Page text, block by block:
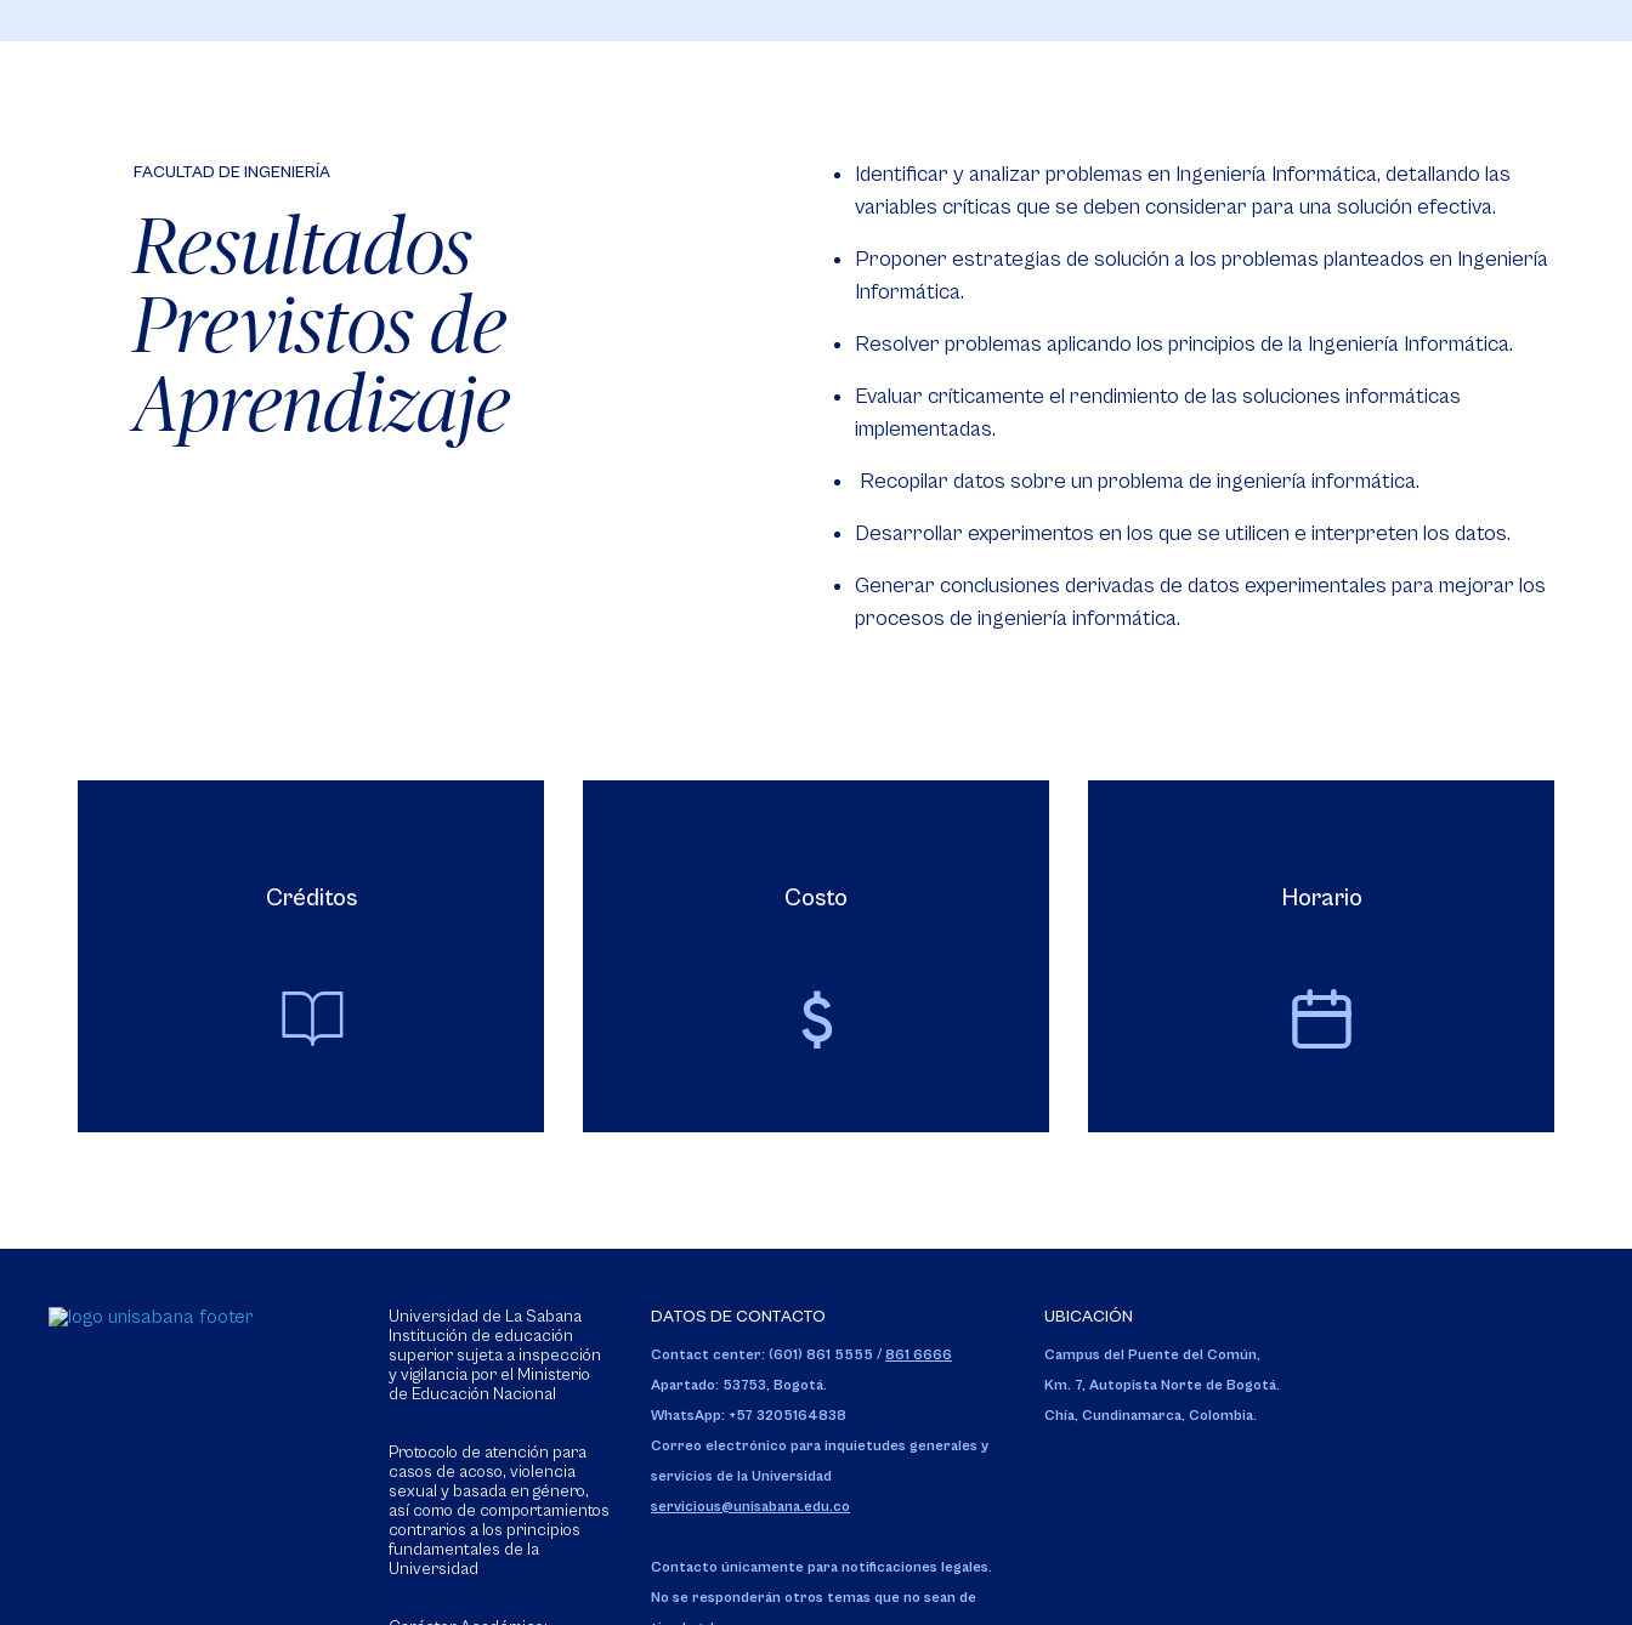
FACULTAD DE INGENIERÍA
Resultados
Previstos de
Aprendizaje
Identificar y analizar problemas en Ingeniería Informática, detallando las
variables críticas que se deben considerar para una solución efectiva.
Proponer estrategias de solución a los problemas planteados en Ingeniería
Informática.
Resolver problemas aplicando los principios de la Ingeniería Informática.
Evaluar críticamente el rendimiento de las soluciones informáticas
implementadas.
Recopilar datos sobre un problema de ingeniería informática.
Desarrollar experimentos en los que se utilicen e interpreten los datos.
Generar conclusiones derivadas de datos experimentales para mejorar los
procesos de ingeniería informática.
Créditos Costo Horario
Universidad de La Sabana
Institución de educación
superior sujeta a inspección
y vigilancia por el Ministerio
de Educación Nacional
Protocolo de atención para
casos de acoso, violencia
sexual y basada en género,
así como de comportamientos
contrarios a los principios
fundamentales de la
Universidad
DATOS DE CONTACTO
Contact center: (601) 861 5555 / 861 6666
Apartado: 53753, Bogotá.
WhatsApp: +57 3205164838
Correo electrónico para inquietudes generales y
servicios de la Universidad
servicious@unisabana.edu.co
Contacto únicamente para notificaciones legales.
No se responderán otros temas que no sean de
UBICACIÓN
Campus del Puente del Común,
Km. 7, Autopista Norte de Bogotá.
Chía, Cundinamarca, Colombia.